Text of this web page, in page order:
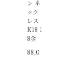
ン ネ
ック
レス
K18 1
8金
88,0